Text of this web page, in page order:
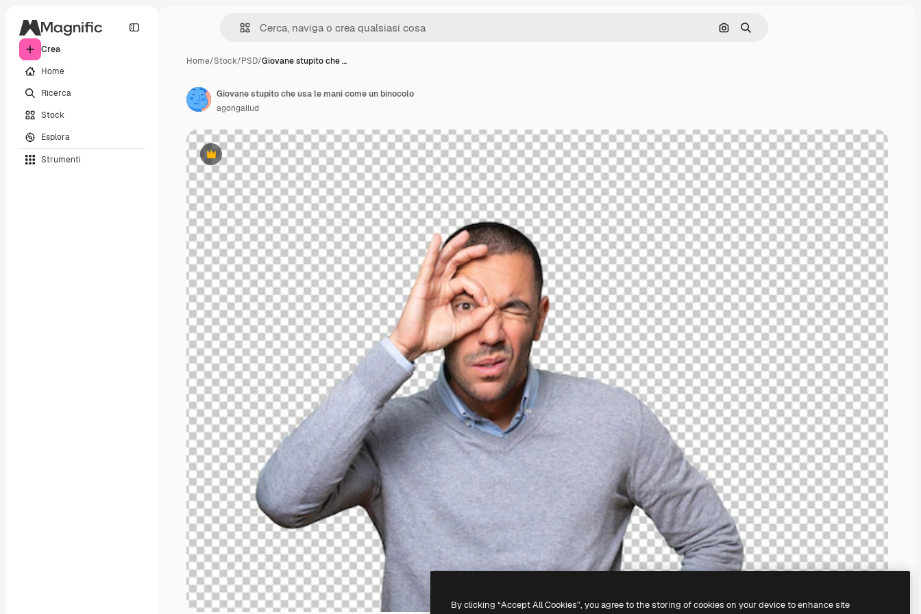
Crea
Home
Ricerca
Stock
Esplora
Strumenti
Cerca per immagine
Ricerca
Home/Stock/PSD/Giovane stupito che …
Premium
Giovane stupito che usa le mani come un binocolo
agongallud
By clicking “Accept All Cookies”, you agree to the storing of cookies on your device to enhance site